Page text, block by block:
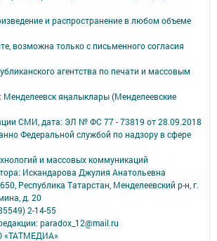
и распространение в любом объеме
возможна только с письменного согласия
агентства по печати и массовым
яӊалыклары (Менделеевские
СМИ, дата: ЭЛ № ФС 77 - 73819 от 28.09.2018
Федеральной службой по надзору в сфере
и массовых коммуникаций
Искандарова Джулия Анатольевна
Республика Татарстан, Менделеевский р-н, г.
д. 20
2-14-55
paradox_12@mail.ru
«ТАТМЕДИА»